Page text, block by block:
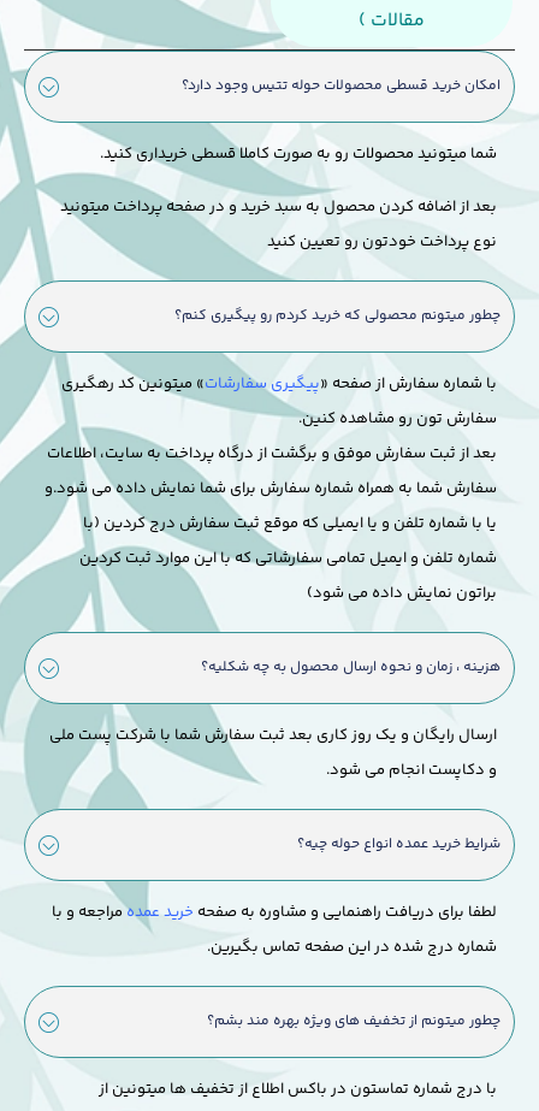
مقالات )
امکان خرید قسطی محصولات حوله تتیس وجود دارد؟
شما میتونید محصولات رو به صورت کاملا قسطی خریداری کنید.
بعد از اضافه کردن محصول به سبد خرید و در صفحه پرداخت میتونید
نوع پرداخت خودتون رو تعیین کنید
چطور میتونم محصولی که خرید کردم رو پیگیری کنم؟
با شماره سفارش از صفحه «پیگیری سفارشات» میتونین کد رهگیری
سفارش تون رو مشاهده کنین.
بعد از ثبت سفارش موفق و برگشت از درگاه پرداخت به سایت، اطلاعات
سفارش شما به همراه شماره سفارش برای شما نمایش داده می شود.و
یا با شماره تلفن و یا ایمیلی که موقع ثبت سفارش درج کردین (با
شماره تلفن و ایمیل تمامی سفارشاتی که با این موارد ثبت کردین
براتون نمایش داده می شود)
هزینه ، زمان و نحوه ارسال محصول به چه شکلیه؟
ارسال رایگان و یک روز کاری بعد ثبت سفارش شما با شرکت پست ملی
و دکاپست انجام می شود.
شرایط خرید عمده انواع حوله چیه؟
لطفا برای دریافت راهنمایی و مشاوره به صفحه خرید عمدهمراجعه و با
شماره درج شده در این صفحه تماس بگیرین.
چطور میتونم از تخفیف های ویژه بهره مند بشم؟
با درج شماره تماستون در باکس اطلاع از تخفیف ها میتونین از